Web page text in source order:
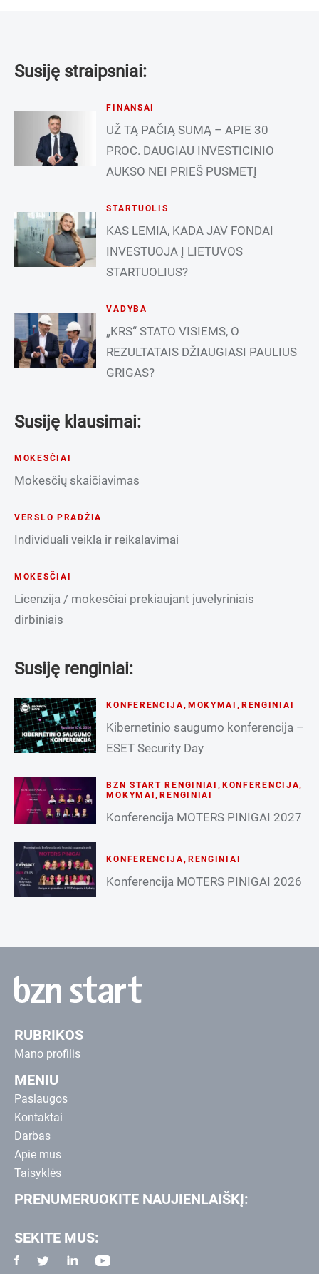
Susiję straipsniai:
FINANSAI
UŽ TĄ PAČIĄ SUMĄ – APIE 30
PROC. DAUGIAU INVESTICINIO
AUKSO NEI PRIEŠ PUSMETĮ
STARTUOLIS
KAS LEMIA, KADA JAV FONDAI
INVESTUOJA Į LIETUVOS
STARTUOLIUS?
VADYBA
„KRS“ STATO VISIEMS, O
REZULTATAIS DŽIAUGIASI PAULIUS
GRIGAS?
Susiję klausimai:
MOKESČIAI
Mokesčių skaičiavimas
VERSLO PRADŽIA
Individuali veikla ir reikalavimai
MOKESČIAI
Licenzija / mokesčiai prekiaujant juvelyriniais
dirbiniais
Susiję renginiai:
KONFERENCIJA , MOKYMAI , RENGINIAI
Kibernetinio saugumo konferencija –
ESET Security Day
BZN START RENGINIAI , KONFERENCIJA,
MOKYMAI ,RENGINIAI
Konferencija MOTERS PINIGAI 2027
KONFERENCIJA , RENGINIAI
Konferencija MOTERS PINIGAI 2026
RUBRIKOS
Mano profilis
MENIU
Paslaugos
Kontaktai
Darbas
Apie mus
Taisyklės
PRENUMERUOKITE NAUJIENLAIŠKĮ:
SEKITE MUS: